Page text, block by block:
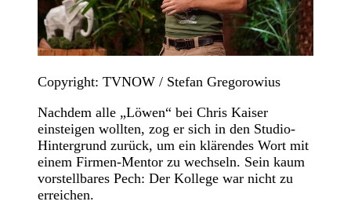
Copyright: TVNOW / Stefan Gregorowius
Nachdem alle „Löwen“ bei Chris Kaiser
einsteigen wollten, zog er sich in den Studio-
Hintergrund zurück, um ein klärendes Wort mit
einem Firmen-Mentor zu wechseln. Sein kaum
vorstellbares Pech: Der Kollege war nicht zu
erreichen.